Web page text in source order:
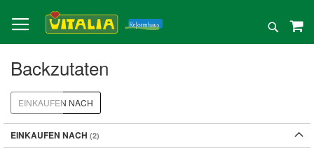
zum
Inhalt
Suche
Backzutaten
EINKAUFEN NACH
EINKAUFEN NACH